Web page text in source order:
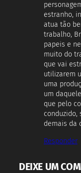
estranho,
atua tão
trabalho,
papeis e
muito do
que vai
utilizarem
uma
um
que pelo
conduzido,
demais da
Responder
DEIXE UM